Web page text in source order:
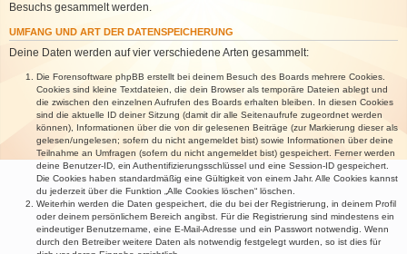
Besuchs gesammelt werden.
UMFANG UND ART DER DATENSPEICHERUNG
Deine Daten werden auf vier verschiedene Arten gesammelt:
Die Forensoftware phpBB erstellt bei deinem Besuch des Boards mehrere Cookies.
Cookies sind kleine Textdateien, die dein Browser als temporäre Dateien ablegt und
die zwischen den einzelnen Aufrufen des Boards erhalten bleiben. In diesen Cookies
sind die aktuelle ID deiner Sitzung (damit dir alle Seitenaufrufe zugeordnet werden
können), Informationen über die von dir gelesenen Beiträge (zur Markierung dieser als
gelesen/ungelesen; sofern du nicht angemeldet bist) sowie Informationen über deine
Teilnahme an Umfragen (sofern du nicht angemeldet bist) gespeichert. Ferner werden
deine Benutzer-ID, ein Authentifizierungsschlüssel und eine Session-ID gespeichert.
Die Cookies haben standardmäßig eine Gültigkeit von einem Jahr. Alle Cookies kannst
du jederzeit über die Funktion „Alle Cookies löschen“ löschen.
Weiterhin werden die Daten gespeichert, die du bei der Registrierung, in deinem Profil
oder deinem persönlichem Bereich angibst. Für die Registrierung sind mindestens ein
eindeutiger Benutzername, eine E-Mail-Adresse und ein Passwort notwendig. Wenn
durch den Betreiber weitere Daten als notwendig festgelegt wurden, so ist dies für